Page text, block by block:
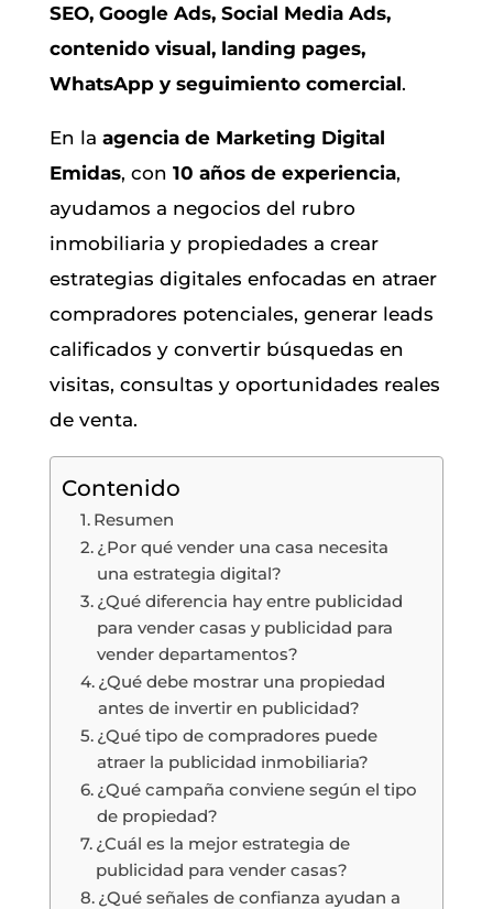
SEO, Google Ads, Social Media Ads,
contenido visual, landing pages,
WhatsApp y seguimiento comercial.
En la agencia de Marketing Digital
Emidas, con 10 años de experiencia,
ayudamos a negocios del rubro
inmobiliaria y propiedades a crear
estrategias digitales enfocadas en atraer
compradores potenciales, generar leads
calificados y convertir búsquedas en
visitas, consultas y oportunidades reales
de venta.
Contenido
Resumen
¿Por qué vender una casa necesita
una estrategia digital?
¿Qué diferencia hay entre publicidad
para vender casas y publicidad para
vender departamentos?
¿Qué debe mostrar una propiedad
antes de invertir en publicidad?
¿Qué tipo de compradores puede
atraer la publicidad inmobiliaria?
¿Qué campaña conviene según el tipo
de propiedad?
¿Cuál es la mejor estrategia de
publicidad para vender casas?
¿Qué señales de confianza ayudan a